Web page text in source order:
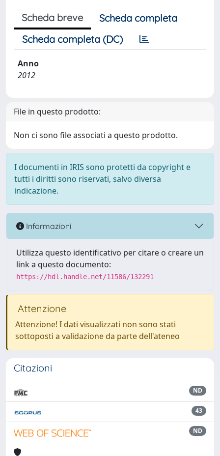
Scheda breve
Scheda completa
Scheda completa (DC)
Anno
2012
File in questo prodotto:
Non ci sono file associati a questo prodotto.
I documenti in IRIS sono protetti da copyright e
tutti i diritti sono riservati, salvo diversa
indicazione.
Informazioni
Utilizza questo identificativo per citare o creare un
link a questo documento:
https://hdl.handle.net/11586/132291
Attenzione
Attenzione! I dati visualizzati non sono stati
sottoposti a validazione da parte dell'ateneo
Citazioni
ND
43
ND